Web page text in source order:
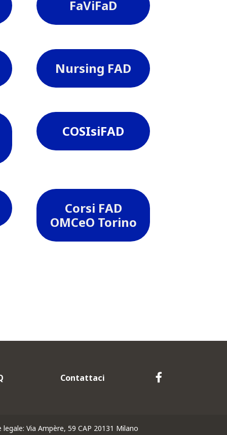
FaViFaD
Nursing FAD
COSIsiFAD
Corsi FAD
OMCeO Torino
Contattaci
Via Ampère, 59 CAP 20131 Milano